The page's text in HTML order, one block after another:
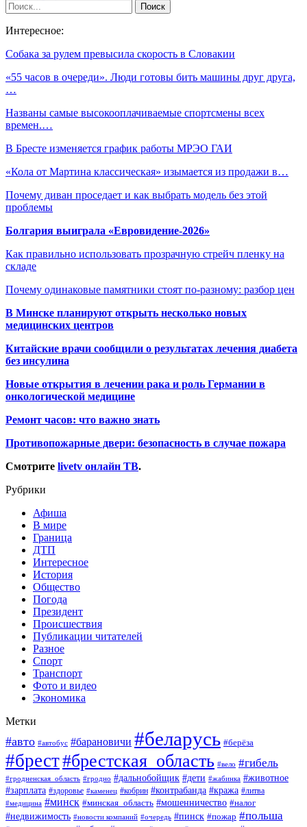
Интересное:
Собака за рулем превысила скорость в Словакии
«55 часов в очереди». Люди готовы бить машины друг друга,
…
Названы самые высокооплачиваемые спортсмены всех
времен.…
В Бресте изменяется график работы МРЭО ГАИ
«Кола от Мартина классическая» изымается из продажи в…
Почему диван проседает и как выбрать модель без этой
проблемы
Болгария выиграла «Евровидение-2026»
Как правильно использовать прозрачную стрейч пленку на
складе
Почему одинаковые памятники стоят по-разному: разбор цен
В Минске планируют открыть несколько новых
медицинских центров
Китайские врачи сообщили о результатах лечения диабета
без инсулина
Новые открытия в лечении рака и роль Германии в
онкологической медицине
Ремонт часов: что важно знать
Противопожарные двери: безопасность в случае пожара
Смотрите livetv онлайн ТВ.
Рубрики
Афиша
В мире
Граница
ДТП
Интересное
История
Общество
Погода
Президент
Происшествия
Публикации читателей
Разное
Спорт
Транспорт
Фото и видео
Экономика
Метки
#авто #автобус #барановичи #беларусь #берёза
#брест#брестская_область #вело #гибель
#гродненская_область #гродно #дальнобойщик #дети #жабинка #животное
#зарплата #здоровье #каменец #кобрин #контрабанда #кража #литва
#медицина #минск #минская_область #мошенничество #налог
#недвижимость #новости компаний #очередь #пинск #пожар #польша